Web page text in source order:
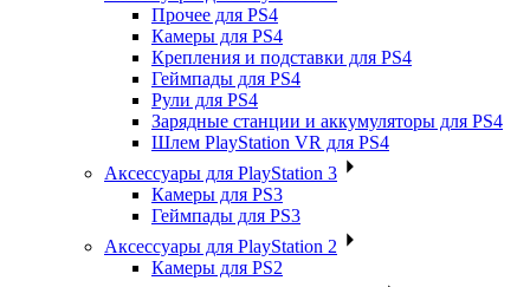
Прочее для PS4
Камеры для PS4
Крепления и подставки для PS4
Геймпады для PS4
Рули для PS4
Зарядные станции и аккумуляторы для PS4
Шлем PlayStation VR для PS4
Аксессуары для PlayStation 3
Камеры для PS3
Геймпады для PS3
Аксессуары для PlayStation 2
Камеры для PS2